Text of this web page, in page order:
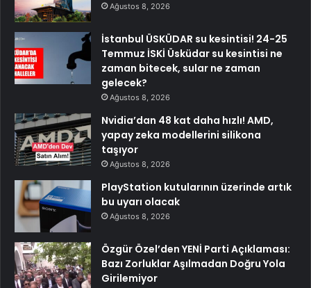
Ağustos 8, 2026
İstanbul ÜSKÜDAR su kesintisi! 24-25
Temmuz İSKİ Üsküdar su kesintisi ne
zaman bitecek, sular ne zaman
gelecek?
Ağustos 8, 2026
Nvidia’dan 48 kat daha hızlı! AMD,
yapay zeka modellerini silikona
taşıyor
Ağustos 8, 2026
PlayStation kutularının üzerinde artık
bu uyarı olacak
Ağustos 8, 2026
Özgür Özel’den YENİ Parti Açıklaması:
Bazı Zorluklar Aşılmadan Doğru Yola
Girilemiyor